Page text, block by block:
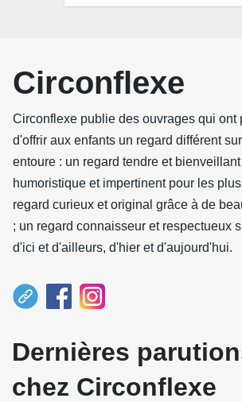
Circonflexe
Circonflexe publie des ouvrages qui ont
d'offrir aux enfants un regard différent
entoure : un regard tendre et
humoristique et impertinent pour les
regard curieux et original grâce à de
; un regard connaisseur et respectueux
d'ici et d'ailleurs, d'hier et d'aujourd'hui.
Dernières
chez Circonflexe